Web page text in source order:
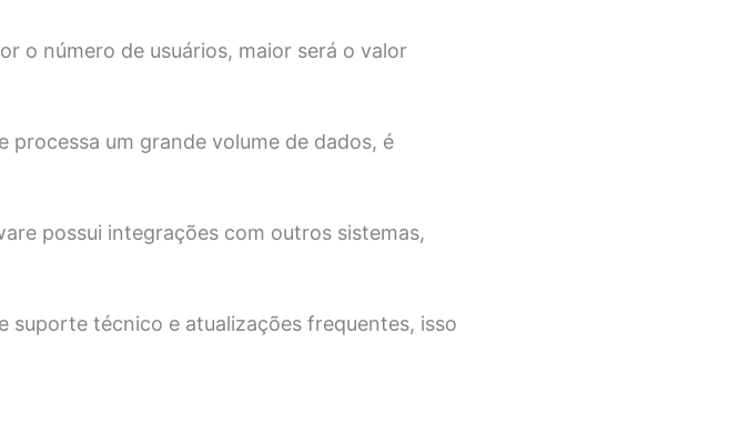
o número de usuários, maior será o valor
processa um grande volume de dados, é
possui integrações com outros sistemas,
suporte técnico e atualizações frequentes, isso